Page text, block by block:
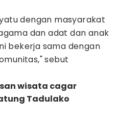
dengan masyarakat
dan adat dan anak
bekerja sama dengan
sebut
wisata cagar
Tadulako